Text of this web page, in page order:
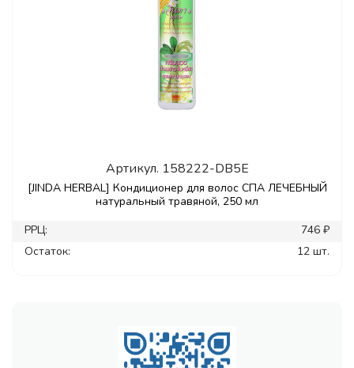
Артикул. 158222-DB5E
[JINDA HERBAL] Кондиционер для волос СПА ЛЕЧЕБНЫЙ
натуральный травяной, 250 мл
РРЦ:
746 ₽
Остаток:
12 шт.